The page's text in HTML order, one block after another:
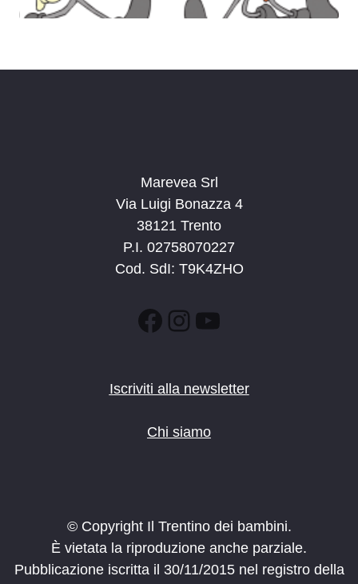
Marevea Srl
Via Luigi Bonazza 4
38121 Trento
P.I. 02758070227
Cod. SdI: T9K4ZHO
Facebook
Instagram
YouTube
Iscriviti alla newsletter
Chi siamo
© Copyright Il Trentino dei bambini.
È vietata la riproduzione anche parziale.
Pubblicazione iscritta il 30/11/2015 nel registro della